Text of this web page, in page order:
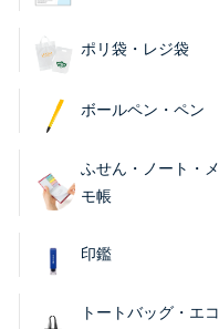
ポリ袋・レジ袋
ボールペン・ペン
ふせん・ノート・メ
モ帳
印鑑
トートバッグ・エコ